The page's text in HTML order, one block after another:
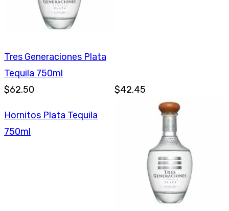
Tres Generaciones Plata
Tequila 750ml
$62.50
$42.45
Hornitos Plata Tequila
750ml